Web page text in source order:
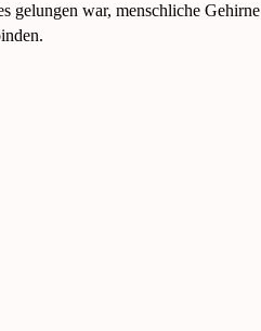
gelungen war, menschliche Gehirne